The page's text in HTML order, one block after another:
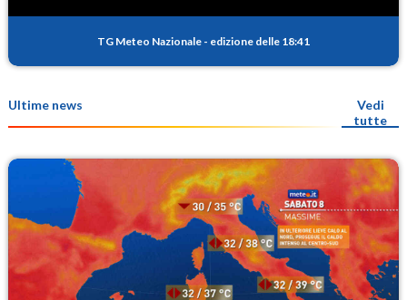
TG Meteo Nazionale - edizione delle 18:41
Ultime news
Vedi
tutte